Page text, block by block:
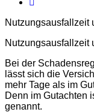
Nutzungsausfallzeit
Nutzungsausfallzeit
Bei der
lässt sich die
mehr Tage als im
Denn im Gutachten
genannt.